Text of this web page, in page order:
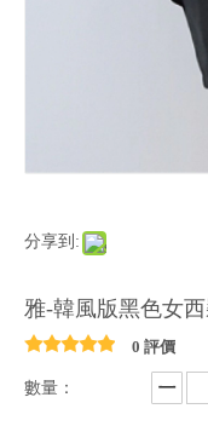
分享到:
雅-韓風版黑色女
0 評價
數量：